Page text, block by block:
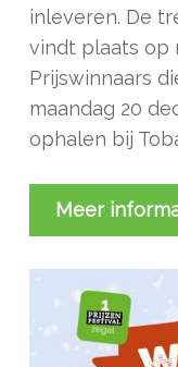
inleveren. De
vindt plaats op
Prijswinnaars
maandag 20
ophalen bij
Meer